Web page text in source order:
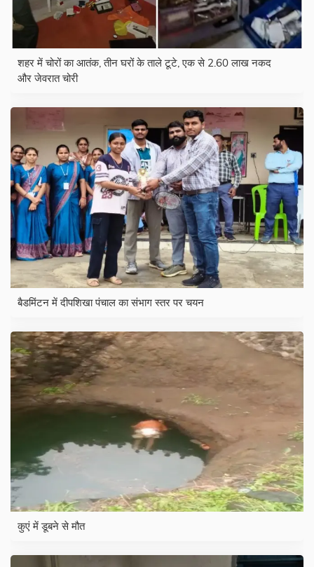
शहर में चोरों का आतंक, तीन घरों के ताले टूटे, एक से 2.60 लाख नकद
और जेवरात चोरी
बैडमिंटन में दीपशिखा पंचाल का संभाग स्तर पर चयन
कुएं में डूबने से मौत